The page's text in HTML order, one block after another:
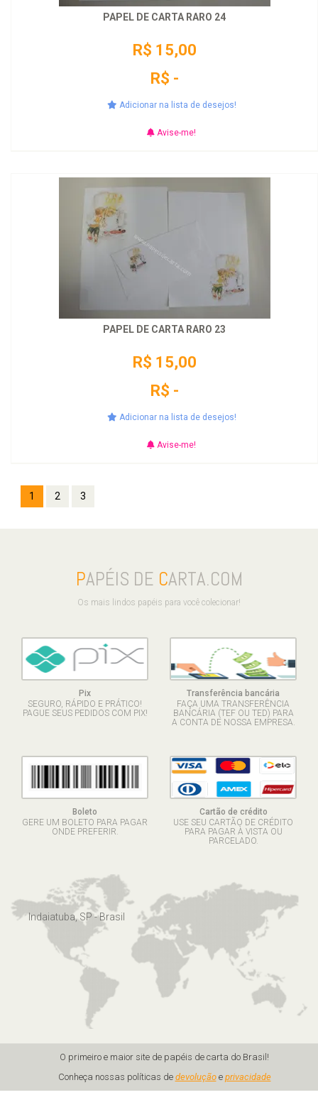
PAPEL DE CARTA RARO 24
R$ 15,00
R$ -
Adicionar na lista de desejos!
Avise-me!
PAPEL DE CARTA RARO 23
R$ 15,00
R$ -
Adicionar na lista de desejos!
Avise-me!
1 2 3
PAPÉIS DE CARTA.COM
Os mais lindos papéis para você colecionar!
Pix
SEGURO, RÁPIDO E PRÁTICO!
PAGUE SEUS PEDIDOS COM PIX!
Transferência bancária
FAÇA UMA TRANSFERÊNCIA
BANCÁRIA (TEF OU TED) PARA
A CONTA DE NOSSA EMPRESA.
Boleto
GERE UM BOLETO PARA PAGAR
ONDE PREFERIR.
Cartão de crédito
USE SEU CARTÃO DE CRÉDITO
PARA PAGAR À VISTA OU
PARCELADO.
Indaiatuba, SP - Brasil
O primeiro e maior site de papéis de carta do Brasil!
Conheça nossas políticas de devoluçãoe privacidade